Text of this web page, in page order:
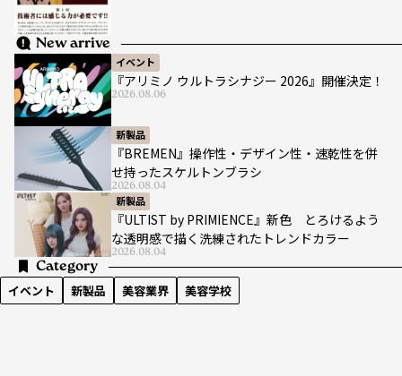
New arrive
イベント
『アリミノ ウルトラシナジー 2026』開催決定！
2026.08.06
新製品
『BREMEN』操作性・デザイン性・速乾性を併
せ持ったスケルトンブラシ
2026.08.04
新製品
『ULTIST by PRIMIENCE』新色 とろけるよう
な透明感で描く洗練されたトレンドカラー
2026.08.04
Category
イベント 新製品 美容業界 美容学校